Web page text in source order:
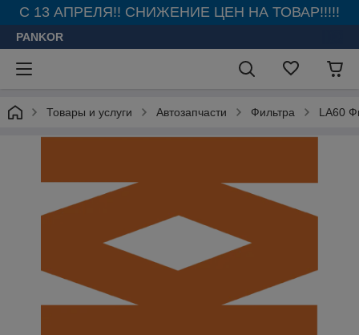
С 13 АПРЕЛЯ!! СНИЖЕНИЕ ЦЕН НА ТОВАР!!!!!
PANKOR
Товары и услуги Автозапчасти Фильтра LA60